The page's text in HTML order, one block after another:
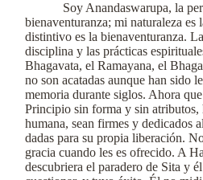
Soy Anandaswarupa, la
bienaventuranza; mi naturaleza es
distintivo es la bienaventuranza.
disciplina y las prácticas
Bhagavata, el Ramayana, el
no son acatadas aunque han sido
memoria durante siglos. Ahora
Principio sin forma y sin atributos,
humana, sean firmes y dedicados
dadas para su propia liberación.
gracia cuando les es ofrecido. A
descubriera el paradero de Sita y